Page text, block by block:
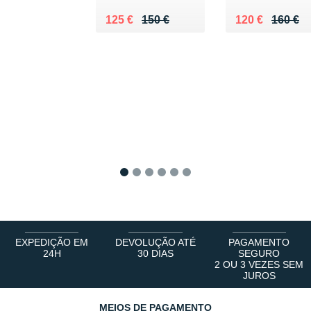
150 €
Au lieu de 150 €
125 €
Vendu 125 € 160 €
Au lieu de 160
120 €
Vendu 120 €
EXPEDIÇÃO EM
24H
DEVOLUÇÃO ATÉ
30 DIAS
PAGAMENTO
SEGURO
2 OU 3 VEZES SEM
JUROS
MEIOS DE PAGAMENTO